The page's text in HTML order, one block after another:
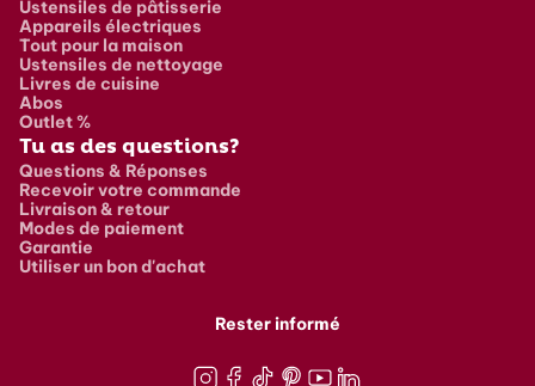
Ustensiles de pâtisserie
Appareils électriques
Tout pour la maison
Ustensiles de nettoyage
Livres de cuisine
Abos
Outlet %
Tu as des questions?
Questions & Réponses
Recevoir votre commande
Livraison & retour
Modes de paiement
Garantie
Utiliser un bon d'achat
Rester informé